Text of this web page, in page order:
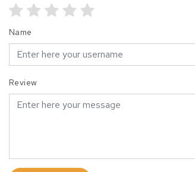
Name
Review